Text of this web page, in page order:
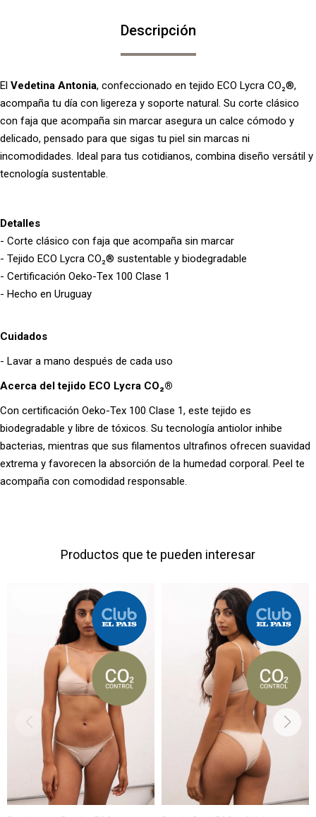
Descripción
El Vedetina Antonia, confeccionado en tejido ECO Lycra CO₂®,
acompaña tu día con ligereza y soporte natural. Su corte clásico
con faja que acompaña sin marcar asegura un calce cómodo y
delicado, pensado para que sigas tu piel sin marcas ni
incomodidades. Ideal para tus cotidianos, combina diseño versátil y
tecnología sustentable.
Detalles
- Corte clásico con faja que acompaña sin marcar
- Tejido ECO Lycra CO₂® sustentable y biodegradable
- Certificación Oeko-Tex 100 Clase 1
- Hecho en Uruguay
Cuidados
- Lavar a mano después de cada uso
Acerca del tejido ECO Lycra CO₂®
Con certificación Oeko-Tex 100 Clase 1, este tejido es
biodegradable y libre de tóxicos. Su tecnología antiolor inhibe
bacterias, mientras que sus filamentos ultrafinos ofrecen suavidad
extrema y favorecen la absorción de la humedad corporal. Peel te
acompaña con comodidad responsable.
Productos que te pueden interesar